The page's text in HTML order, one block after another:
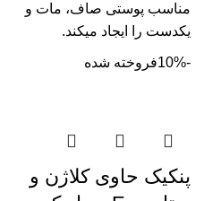
مناسب پوستی صاف، مات و
یک­دست را ایجاد می­کند.
-10% فروخته شده
پنکیک حاوی کلاژن و